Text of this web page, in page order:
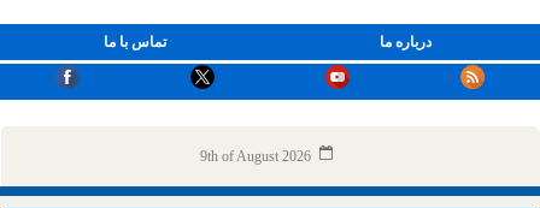
تماس با ما درباره ما
9th of August 2026